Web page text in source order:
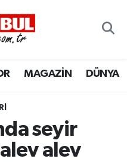
MAGAZİN DÜNYA
seyir
alev
ve Fikstür